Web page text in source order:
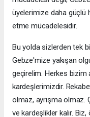
üyelerimize daha güçlü
etme mücadelesidir.
Bu yolda sizlerden tek
Gebze'mize yakışan
geçirelim. Herkes bizim
kardeşlerimizdir. Rekabet
olmaz, ayrışma olmaz.
ve kardeşlikler kalır.